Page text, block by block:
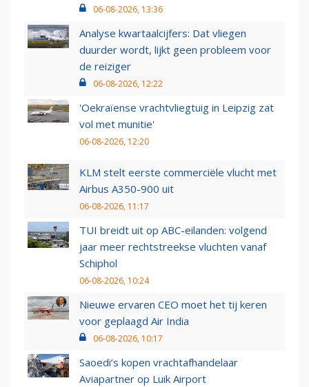
06-08-2026, 13:36
Analyse kwartaalcijfers: Dat vliegen
duurder wordt, lijkt geen probleem voor
de reiziger
06-08-2026, 12:22
'Oekraïense vrachtvliegtuig in Leipzig zat
vol met munitie'
06-08-2026, 12:20
KLM stelt eerste commerciële vlucht met
Airbus A350-900 uit
06-08-2026, 11:17
TUI breidt uit op ABC-eilanden: volgend
jaar meer rechtstreekse vluchten vanaf
Schiphol
06-08-2026, 10:24
Nieuwe ervaren CEO moet het tij keren
voor geplaagd Air India
06-08-2026, 10:17
Saoedi’s kopen vrachtafhandelaar
Aviapartner op Luik Airport